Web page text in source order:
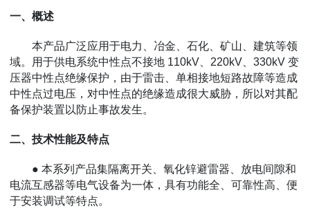
一、概述
本产品广泛应用于电力、冶金、石化、矿山、建筑等领
域。用于供电系统中性点不接地 110kV、220kV、330kV 变
压器中性点绝缘保护，由于雷击、单相接地短路故障等造成
中性点过电压，对中性点的绝缘造成很大威胁，所以对其配
备保护装置以防止事故发生。
二、技术性能及特点
● 本系列产品集隔离开关、氧化锌避雷器、放电间隙和
电流互感器等电气设备为一体，具有功能全、可靠性高、便
于安装调试等特点。